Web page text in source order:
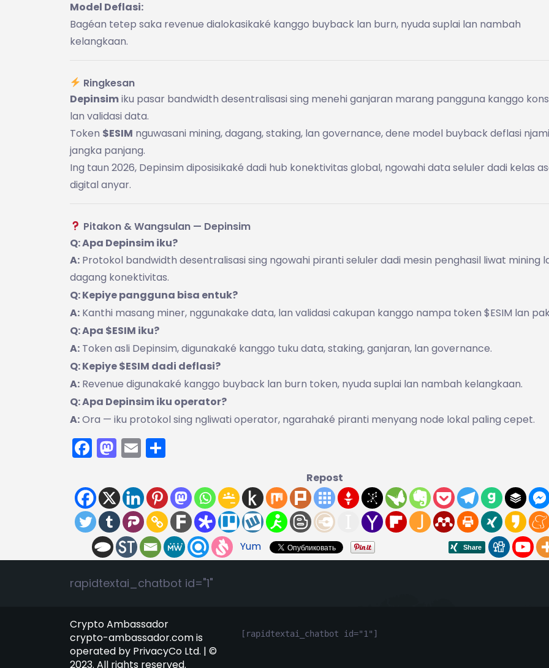
Model Deflasi:
Bagéan tetep saka revenue dialokasikaké kanggo buyback lan burn, nyuda suplai lan nambah
kelangkaan.
Ringkesan
Depinsimiku pasar bandwidth desentralisasi sing menehi ganjaran marang pangguna kanggo
lan validasi data.
Token $ESIM nguwasani mining, dagang, staking, lan governance, dene model buyback deflasi
jangka panjang.
Ing taun 2026, Depinsim diposisikaké dadi hub konektivitas global, ngowahi data seluler dadi kelas
digital anyar.
Pitakon & Wangsulan — Depinsim
Q: Apa Depinsim iku?
A: Protokol bandwidth desentralisasi sing ngowahi piranti seluler dadi mesin penghasil liwat mining
dagang konektivitas.
Q: Kepiye pangguna bisa entuk?
A: Kanthi masang miner, nggunakake data, lan validasi cakupan kanggo nampa token $ESIM lan
Q: Apa $ESIM iku?
A: Token asli Depinsim, digunakaké kanggo tuku data, staking, ganjaran, lan governance.
Q: Kepiye $ESIM dadi deflasi?
A: Revenue digunakaké kanggo buyback lan burn token, nyuda suplai lan nambah kelangkaan.
Q: Apa Depinsim iku operator?
A:Ora — iku protokol sing ngliwati operator, ngarahaké piranti menyang node lokal paling cepet.
Facebook
Mastodon
Email
Repost
Yum
rapidtextai_chatbot id="1"
Crypto Ambassador
crypto-ambassador.com is
operated by PrivacyCo Ltd. | ©
2023. All rights reserved.
[rapidtextai_chatbot id="1"]